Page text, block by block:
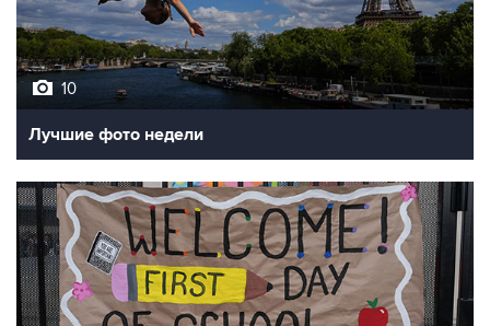
10
Лучшие фото недели